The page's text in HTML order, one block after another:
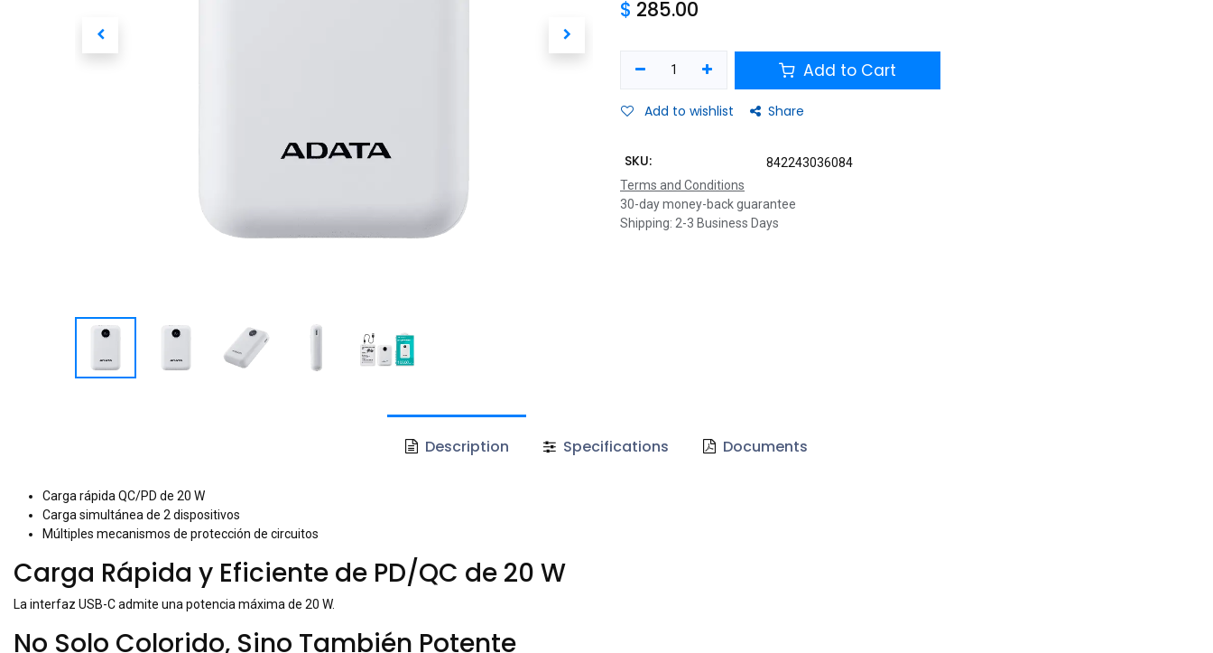
$ 285.00
Add to Cart
Add to wishlist Share
SKU:
842243036084
Terms and Conditions
30-day money-back guarantee
Shipping: 2-3 Business Days
Description Specifications Documents
Carga rápida QC/PD de 20 W
Carga simultánea de 2 dispositivos
Múltiples mecanismos de protección de circuitos
Carga Rápida y Eficiente de PD/QC de 20 W
La interfaz USB-C admite una potencia máxima de 20 W.
No Solo Colorido, Sino También Potente